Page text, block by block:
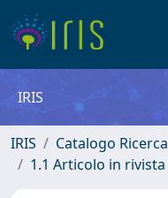
IRIS
IRIS Catalogo Ricerca
1.1 Articolo in rivista